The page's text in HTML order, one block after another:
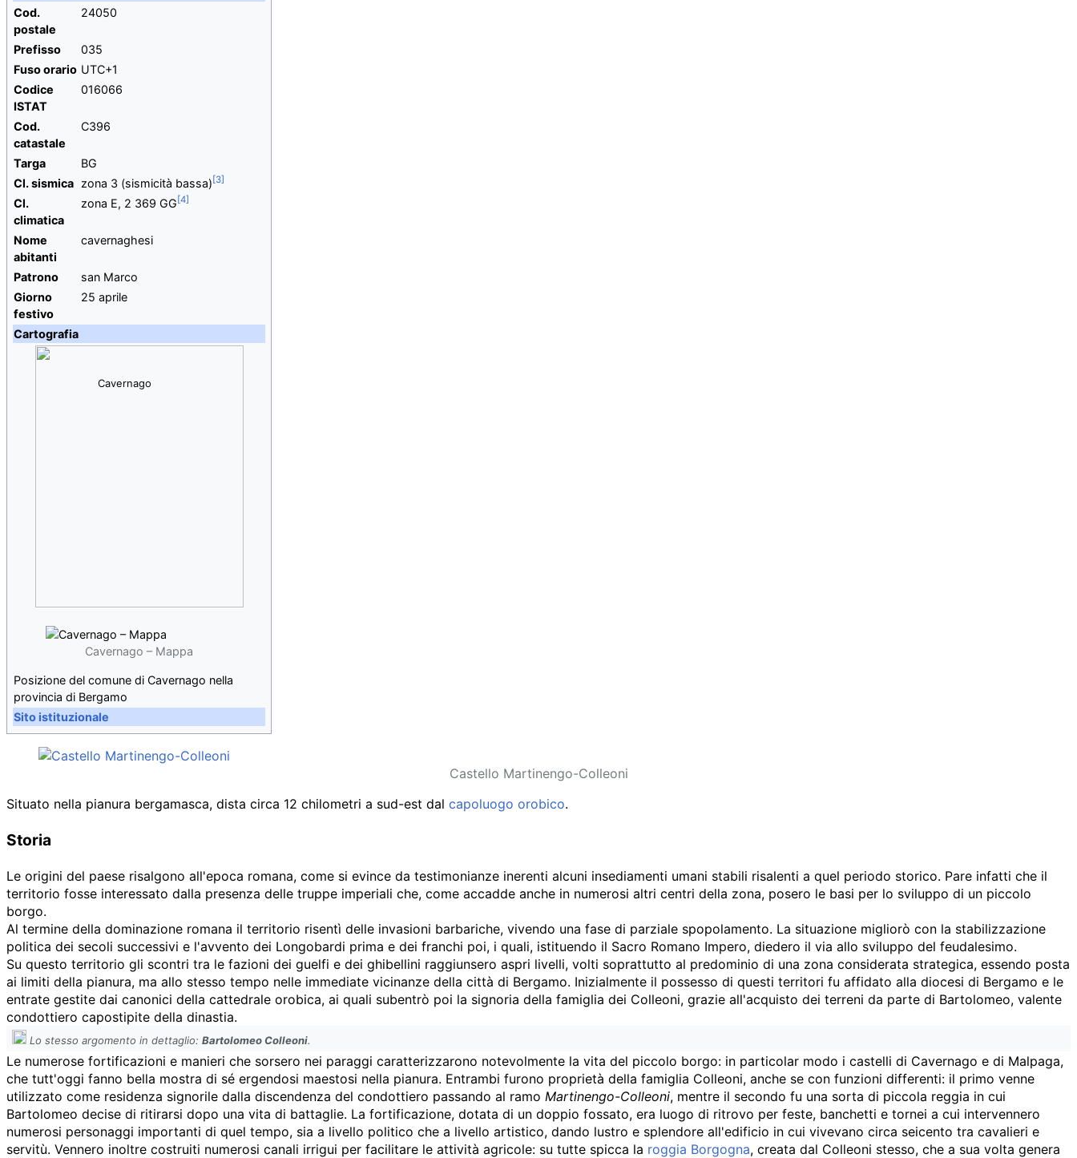
Cod.
postale
24050
Prefisso
035
Fuso orario UTC+1
Codice
ISTAT
016066
Cod.
catastale
C396
Targa
BG
Cl. sismica zona 3 (sismicità bassa)
Cl.
climatica
zona E, 2 369 GG
Nome
abitanti
cavernaghesi
Patrono
san Marco
Giorno
festivo
25 aprile
Cartografia
Cavernago
Cavernago – Mappa
Posizione del comune di Cavernago nella
provincia di Bergamo
Sito istituzionale
Castello Martinengo-Colleoni
Situato nella pianura bergamasca, dista circa 12 chilometri a sud-est dal capoluogo orobico.
Storia
Le origini del paese risalgono all'epoca romana, come si evince da testimonianze inerenti alcuni insediamenti umani stabili risalenti a quel periodo storico. Pare infatti che il
territorio fosse interessato dalla presenza delle truppe imperiali che, come accadde anche in numerosi altri centri della zona, posero le basi per lo sviluppo di un piccolo
borgo.
Al termine della dominazione romana il territorio risentì delle invasioni barbariche, vivendo una fase di parziale spopolamento. La situazione migliorò con la stabilizzazione
politica dei secoli successivi e l'avvento dei Longobardi prima e dei franchi poi, i quali, istituendo il Sacro Romano Impero, diedero il via allo sviluppo del feudalesimo.
Su questo territorio gli scontri tra le fazioni dei guelfi e dei ghibellini raggiunsero aspri livelli, volti soprattutto al predominio di una zona considerata strategica, essendo posta
ai limiti della pianura, ma allo stesso tempo nelle immediate vicinanze della città di Bergamo. Inizialmente il possesso di questi territori fu affidato alla diocesi di Bergamo e le
entrate gestite dai canonici della cattedrale orobica, ai quali subentrò poi la signoria della famiglia dei Colleoni, grazie all'acquisto dei terreni da parte di Bartolomeo, valente
condottiero capostipite della dinastia.
Lo stesso argomento in dettaglio: Bartolomeo Colleoni.
Le numerose fortificazioni e manieri che sorsero nei paraggi caratterizzarono notevolmente la vita del piccolo borgo: in particolar modo i castelli di Cavernago e di Malpaga,
che tutt'oggi fanno bella mostra di sé ergendosi maestosi nella pianura. Entrambi furono proprietà della famiglia Colleoni, anche se con funzioni differenti: il primo venne
utilizzato come residenza signorile dalla discendenza del condottiero passando al ramo Martinengo-Colleoni, mentre il secondo fu una sorta di piccola reggia in cui
Bartolomeo decise di ritirarsi dopo una vita di battaglie. La fortificazione, dotata di un doppio fossato, era luogo di ritrovo per feste, banchetti e tornei a cui intervennero
numerosi personaggi importanti di quel tempo, sia a livello politico che a livello artistico, dando lustro e splendore all'edificio in cui vivevano circa seicento tra cavalieri e
servitù. Vennero inoltre costruiti numerosi canali irrigui per facilitare le attività agricole: su tutte spicca la roggia Borgogna, creata dal Colleoni stesso, che a sua volta genera